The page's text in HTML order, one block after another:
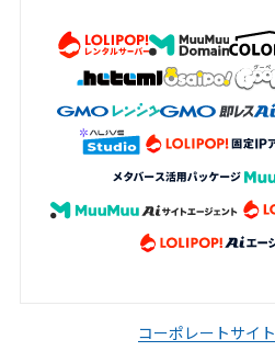
コーポレートサイト